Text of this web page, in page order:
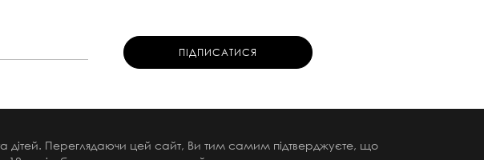
та дітей. Переглядаючи цей сайт, Ви тим самим підтверджуєте, що